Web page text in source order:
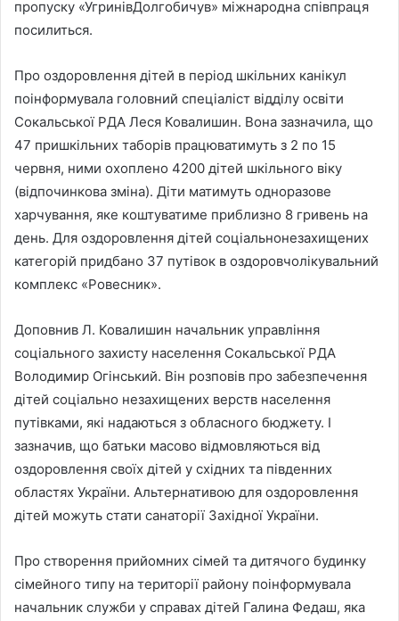
пропуску «УгринівДолгобичув» міжнародна співпраця
посилиться.
Про оздоровлення дітей в період шкільних канікул
поінформувала головний спеціаліст відділу освіти
Сокальської РДА Леся Ковалишин. Вона зазначила, що
47 пришкільних таборів працюватимуть з 2 по 15
червня, ними охоплено 4200 дітей шкільного віку
(відпочинкова зміна). Діти матимуть одноразове
харчування, яке коштуватиме приблизно 8 гривень на
день. Для оздоровлення дітей соціальнонезахищених
категорій придбано 37 путівок в оздоровчолікувальний
комплекс «Ровесник».
Доповнив Л. Ковалишин начальник управління
соціального захисту населення Сокальської РДА
Володимир Огінський. Він розповів про забезпечення
дітей соціально незахищених верств населення
путівками, які надаються з обласного бюджету. І
зазначив, що батьки масово відмовляються від
оздоровлення своїх дітей у східних та південних
областях України. Альтернативою для оздоровлення
дітей можуть стати санаторії Західної України.
Про створення прийомних сімей та дитячого будинку
сімейного типу на території району поінформувала
начальник служби у справах дітей Галина Федаш, яка